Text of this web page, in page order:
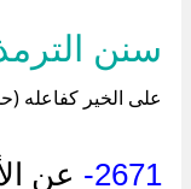
سنن
على الخير كفاعله
2671-
عن